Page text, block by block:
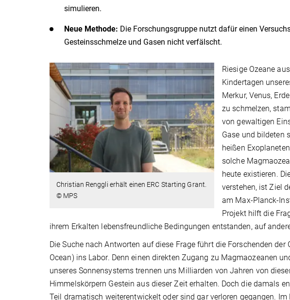
simulieren.
Neue Methode: Die Forschungsgruppe nutzt dafür einen
Gesteinsschmelze und Gasen nicht verfälscht.
Christian Renggli erhält einen ERC Starting Grant.
© MPS
Riesige Ozeane
Kindertagen
Merkur, Venus,
zu schmelzen,
von gewaltigen
Gase und bildeten
heißen
solche
heute existieren.
verstehen, ist Ziel
am Max-Planck-
Projekt hilft die
ihrem Erkalten lebensfreundliche Bedingungen entstanden, auf
Die Suche nach Antworten auf diese Frage führt die Forschenden
Ocean) ins Labor. Denn einen direkten Zugang zu Magmaozeanen
unseres Sonnensystems trennen uns Milliarden von Jahren von
Himmelskörpern Gestein aus dieser Zeit erhalten. Doch die damals
Teil dramatisch weiterentwickelt oder sind gar verloren gegangen.